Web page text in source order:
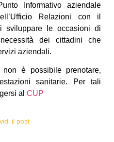
Informativo aziendale
Relazioni con il
sviluppare le occasioni di
dei cittadini che
aziendali.
è possibile prenotare,
sanitarie. Per tali
al CUP
il post